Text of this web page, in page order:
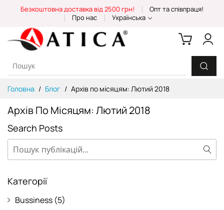
Content
Безкоштовна доставка від 2500 грн!
Опт та співпраця!
Про нас
Українська
Головна Блог Архів по місяцям: Лютий 2018
Архів По Місяцям: Лютий 2018
Search Posts
Пошук
Категорії
Bussiness (5)